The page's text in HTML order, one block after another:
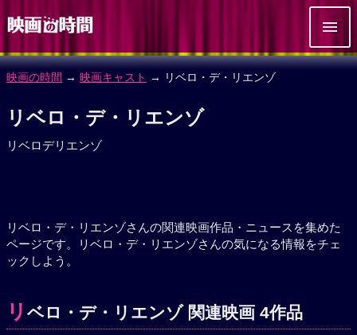
映画の時間 → 映画キャスト → リベロ・デ・リエンゾ
リベロ・デ・リエンゾ
リベロデリエンゾ
リベロ・デ・リエンゾさんの関連映画作品・ニュースを集めた
ページです。リベロ・デ・リエンゾさんの気になる情報をチェ
ックしよう。
リ ベロ・デ・リエンゾ 関連映画 4作品